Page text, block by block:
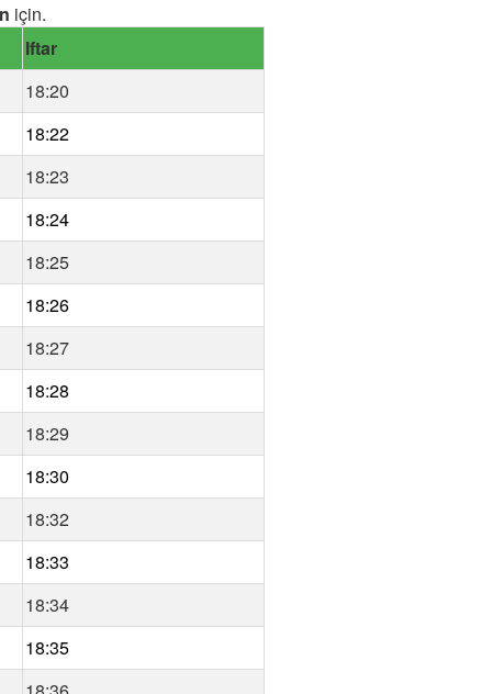
için.
Iftar
18:20
18:22
18:23
18:24
18:25
18:26
18:27
18:28
18:29
18:30
18:32
18:33
18:34
18:35